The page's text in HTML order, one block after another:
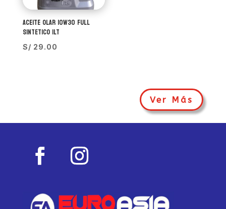
ACEITE OLAR 10W30 FULL
SINTETICO 1LT
S/ 29.00
Ver Más